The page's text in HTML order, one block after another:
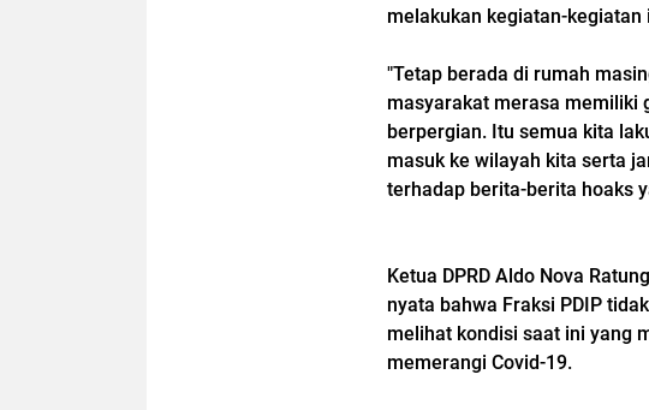
melakukan kegiatan-
"Tetap berada di rumah
masyarakat merasa memiliki
berpergian. Itu semua kita
masuk ke wilayah kita serta
terhadap berita-berita hoaks
Ketua DPRD Aldo Nova
nyata bahwa Fraksi PDIP
melihat kondisi saat ini yang
memerangi Covid-19.